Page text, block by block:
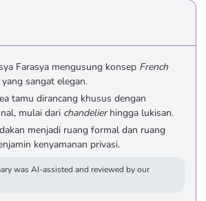
Farasya mengusung konsep French
yang sangat elegan.
tamu dirancang khusus dengan
mulai dari chandelierhingga lukisan.
menjadi ruang formal dan ruang
kenyamanan privasi.
was AI-assisted and reviewed by our